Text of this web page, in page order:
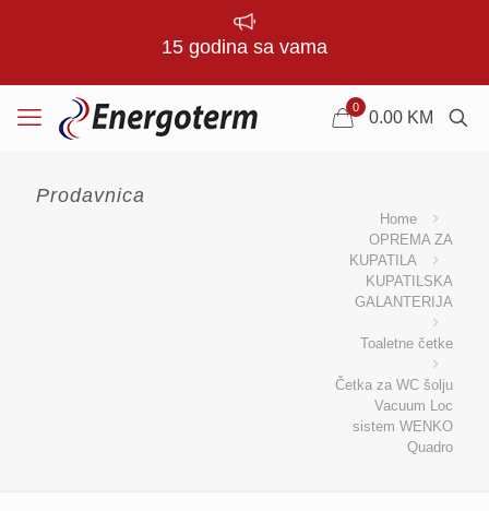
15 godina sa vama
0
0.00 KM
Prodavnica
Home
OPREMA ZA
KUPATILA
KUPATILSKA
GALANTERIJA
Toaletne četke
Četka za WC šolju
Vacuum Loc
sistem WENKO
Quadro